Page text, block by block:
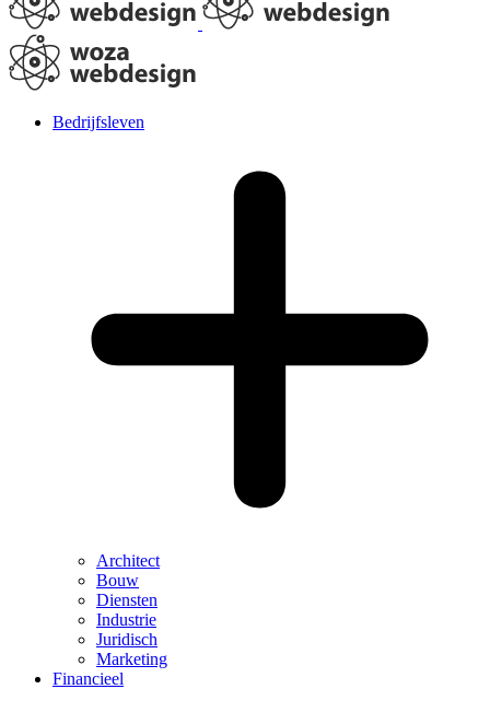
Bedrijfsleven
Architect
Bouw
Diensten
Industrie
Juridisch
Marketing
Financieel